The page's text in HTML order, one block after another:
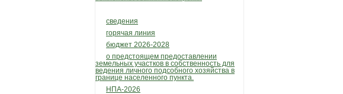
сведения
горячая линия
бюджет 2026-2028
о предстоящем предоставлении
земельных участков в собственность для
ведения личного подсобного хозяйства в
границе населенного пункта.
НПА-2026